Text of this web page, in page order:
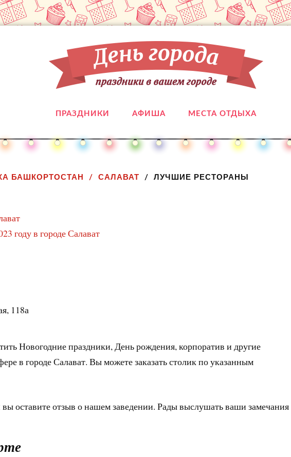
ПРАЗДНИКИ АФИША МЕСТА ОТДЫХА
БАШКОРТОСТАН САЛАВАТ ЛУЧШИЕ РЕСТОРАНЫ
году в городе Салават
118а
Новогодние праздники, День рождения, корпоратив и другие
в городе Салават. Вы можете заказать столик по указанным
оставите отзыв о нашем заведении. Рады выслушать ваши замечания